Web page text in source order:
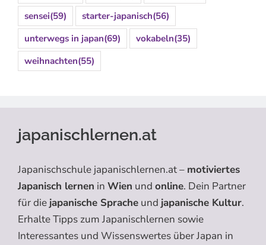
sensei(59) starter-japanisch(56)
unterwegs in japan(69) vokabeln(35)
weihnachten(55)
japanischlernen.at
Japanischschule japanischlernen.at – motiviertes
Japanisch lernen in Wien und online. Dein Partner
für die japanische Sprache und japanische Kultur.
Erhalte Tipps zum Japanischlernen sowie
Interessantes und Wissenswertes über Japan in